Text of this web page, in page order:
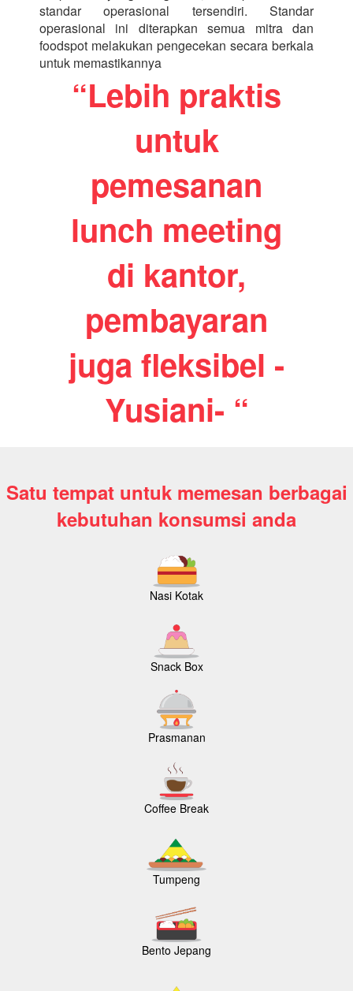
standar operasional tersendiri. Standar
operasional ini diterapkan semua mitra dan
foodspot melakukan pengecekan secara berkala
untuk memastikannya
“Lebih praktis
untuk
pemesanan
lunch meeting
di kantor,
pembayaran
juga fleksibel -
Yusiani- “
Satu tempat untuk memesan berbagai
kebutuhan konsumsi anda
Nasi Kotak
Snack Box
Prasmanan
Coffee Break
Tumpeng
Bento Jepang